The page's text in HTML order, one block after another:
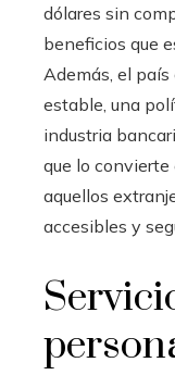
dólares sin
beneficios que
Además, el
estable, una
industria
que lo
aquellos
accesibles y